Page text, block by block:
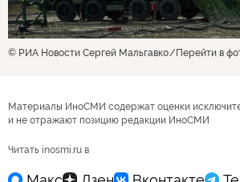
© РИА Новости Сергей Мальгавко Перейти в
Материалы ИноСМИ содержат оценки
и не отражают позицию редакции ИноСМИ
Читать inosmi.ru в